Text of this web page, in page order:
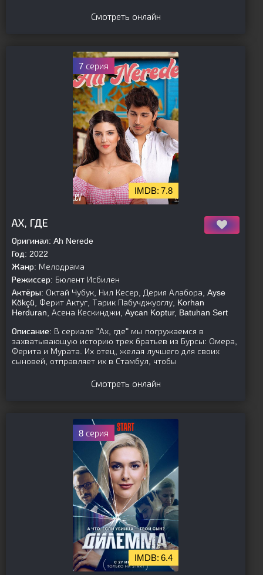
Смотреть онлайн
7 серия
7.8
АХ, ГДЕ
Оригинал: Ah Nerede
Год: 2022
Жанр: Мелодрама
Режиссер: Бюлент Исбилен
Актёры: Октай Чубук, Нил Кесер, Дерия Алабора, Ayse
Kökçü, Ферит Актуг, Тарик Пабучджуоглу, Korhan
Herduran, Асена Кескинджи, Aycan Koptur, Batuhan Sert
Описание: В сериале "Ах, где" мы погружаемся в
захватывающую историю трех братьев из Бурсы: Омера,
Ферита и Мурата. Их отец, желая лучшего для своих
сыновей, отправляет их в Стамбул, чтобы
Смотреть онлайн
8 серия
6.4